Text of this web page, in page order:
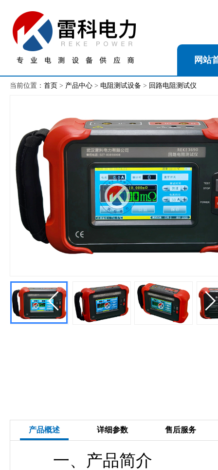
网站
当前位置： 首页 > 产品中心 > 电阻测试设备 > 回路电阻测试仪
产品概述 详细参数 售后服务
一、产品简介